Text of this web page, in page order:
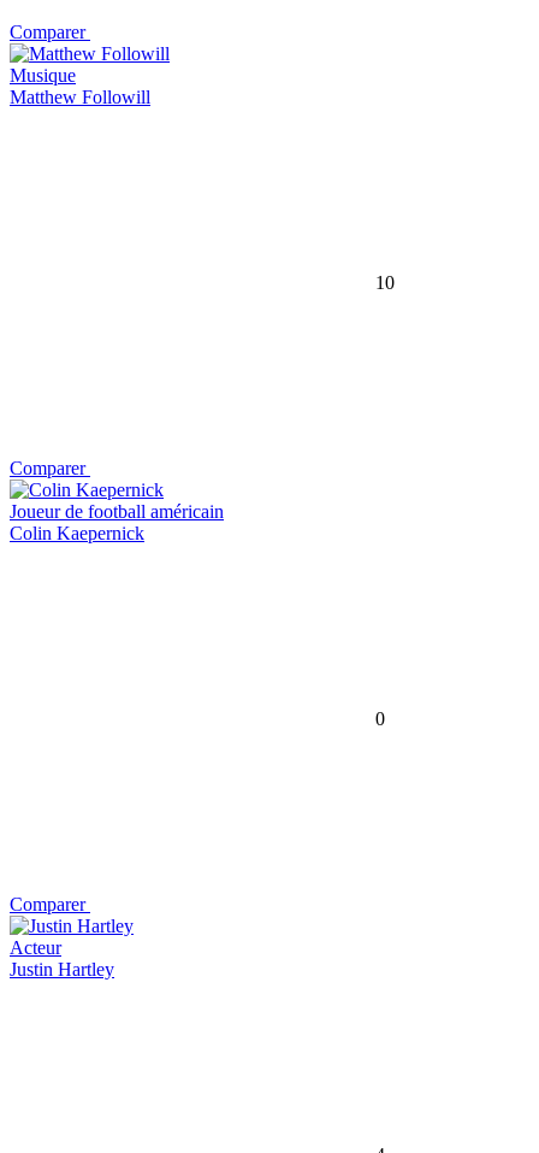
Comparer
Musique
Matthew Followill
10
Comparer
Joueur de football américain
Colin Kaepernick
0
Comparer
Acteur
Justin Hartley